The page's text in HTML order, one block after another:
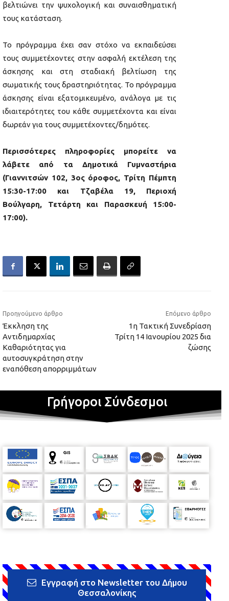
βελτιώνει την ψυχολογική και συναισθηματική
τους κατάσταση.
Το πρόγραμμα έχει σαν στόχο να εκπαιδεύσει
τους συμμετέχοντες στην ασφαλή εκτέλεση της
άσκησης και στη σταδιακή βελτίωση της
σωματικής τους δραστηριότητας. Το πρόγραμμα
άσκησης είναι εξατομικευμένο, ανάλογα με τις
ιδιαιτερότητες του κάθε συμμετέχοντα και είναι
δωρεάν για τους συμμετέχοντες/δημότες.
Περισσότερες πληροφορίες μπορείτε να
λάβετε από τα Δημοτικά Γυμναστήρια
(Γιαννιτσών 102, 3ος όροφος, Τρίτη Πέμπτη
15:30-17:00 και Τζαβέλα 19, Περιοχή
Βούλγαρη, Τετάρτη και Παρασκευή 15:00-
17:00).
Προηγούμενο άρθρο
Έκκληση της
Αντιδημαρχίας
Καθαριότητας για
αυτοσυγκράτηση στην
εναπόθεση απορριμμάτων
Επόμενο άρθρο
1η Τακτική Συνεδρίαση
Τρίτη 14 Ιανουρίου 2025 δια
ζώσης
Γρήγοροι Σύνδεσμοι
Εγγραφή στο Newsletter του Δήμου
Θεσσαλονίκης